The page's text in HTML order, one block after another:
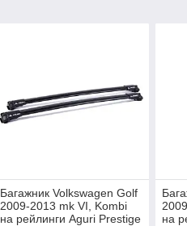
Багажник Volkswagen Golf
2009-2013 mk VI, Kombi
на рейлинги Aguri Prestige
на